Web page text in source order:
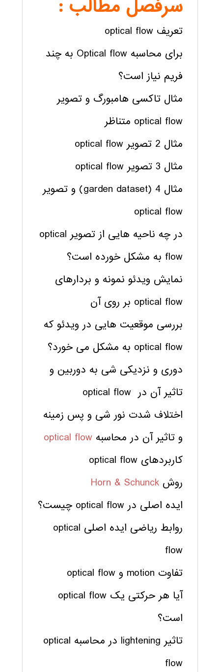
سرفصل مطالب :
تعریف optical flow
برای محاسبه Optical flow به چند
فریم نیاز است؟
مثال تاکسی هامبورگ و تصویر
optical flow متناظر
مثال 2 تصویر optical flow
مثال 3 تصویر optical flow
مثال 4 (garden dataset) و تصویر
optical flow
در چه ناحیه هایی از تصویر optical
flow به مشکل خورده است؟
نمایش ویدئو نمونه و بردارهای
optical flow بر روی آن
بررسی موقعیت هایی در ویدئو که
optical flow به مشکل می خورد؟
دوری و نزدیکی شی به دوربین و
تاثیر آن در optical flow
اختلاف شدت نور شی و پس زمینه
و تاثیر آن در محاسبه optical flow
کاربردهای optical flow
روش
ایده اصلی در optical flow چیست؟
روابط ریاضی ایده اصلی optical
flow
تفاوت motion و optical flow
آیا هر حرکتی یک optical flow
است؟
تاثیر lightening در محاسبه optical
flow